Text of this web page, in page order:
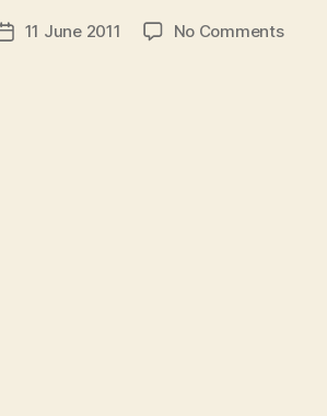
Post11 June 2011 No Commentson